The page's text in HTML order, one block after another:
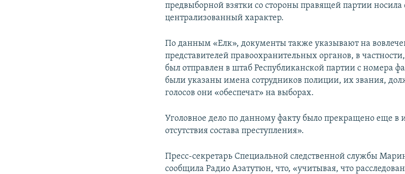
предвыборной взятки со стороны правящей партии
централизованный характер.
По данным «Елк», документы также указывают на
представителей правоохранительных органов, в
был отправлен в штаб Республиканской партии с номера
были указаны имена сотрудников полиции, их звания,
голосов они «обеспечат» на выборах.
Уголовное дело по данному факту было прекращено еще в
отсутствия состава преступления».
Пресс-секретарь Специальной следственной службы
сообщила Радио Азатутюн, что, «учитывая, что